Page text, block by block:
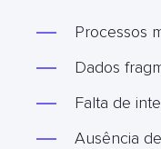
Processos
Dados
Falta de
Ausência de